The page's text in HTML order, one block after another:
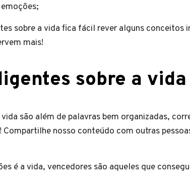
sobre a vida fica fácil rever alguns conceitos
mais!
sobre a vida
são além de palavras bem organizadas,
Compartilhe nosso conteúdo com outras
é a vida, vencedores são aqueles que